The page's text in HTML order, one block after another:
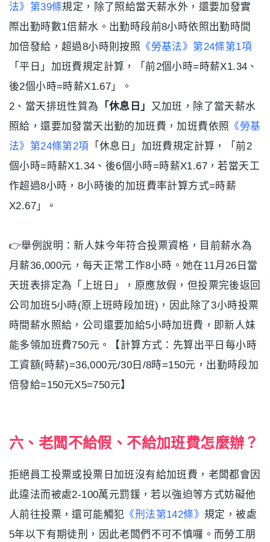
法》第39條規定，除了照給當天薪水外，還要加發實
際出勤時數1倍薪水。出勤時段前8小時依照出勤時間
加倍發給，超過8小時則按照 《勞基法》第24條第1項
「平日」加班費規定計算，「前2個小時=時薪X1.34、
後2個小時=時薪X1.67」。
2、當天排班性質為 「休息日」 又加班，除了當天薪水
照給，還要加發當天出勤的加班費，加班費依照 《勞基
法》第24條第2項 「休息日」加班費規定計算，「前2
個小時=時薪X1.34、後6個小時=時薪X1.67，若當天工
作超過8小時，8小時後的加班費率計算方式=時薪
X2.67」。
👉舉例說明：新人妹今年符合投票資格，目前薪水為
月薪36,000元，每天正常工作8小時。她在11月26日當
天班表排定為「上班日」，原應放假，但投票完後返回
公司加班5小時(原上班時段加班)，因此除了3小時投票
時間薪水照給，公司還要加給5小時加班費，即新人妹
能多領加班費750元。【計算方式：先算出平日每小時
工資額(時薪)=36,000元/30日/8時=150元，出勤時段加
倍發給=150元X5=750元】
六、老闆不給假、不給加班費怎麼辦？
拒絕員工投票或投票日加班沒有給加班費，老闆都會因
此違法而被處2-100萬元罰鍰，若以強迫等方式妨礙他
人前往投票，還可能觸犯 《刑法第142條》規定，被處
5年以下有期徒刑，因此老闆們不可不慎囉。而勞工朋